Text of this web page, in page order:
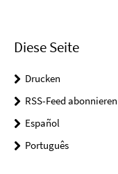
Diese Seite
Drucken
RSS-Feed abonnieren
Español
Português